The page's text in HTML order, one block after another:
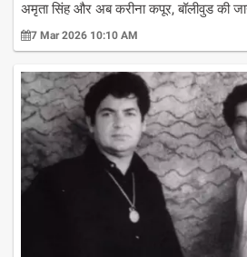
अमृता सिंह और अब करीना कपूर, बॉलीवुड की
7 Mar 2026 10:10 AM